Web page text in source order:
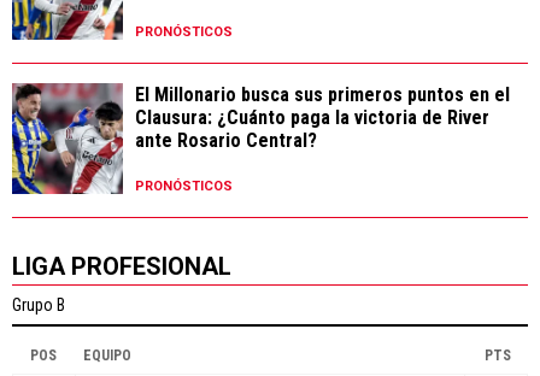
PRONÓSTICOS
El Millonario busca sus primeros puntos en el
Clausura: ¿Cuánto paga la victoria de River
ante Rosario Central?
PRONÓSTICOS
LIGA PROFESIONAL